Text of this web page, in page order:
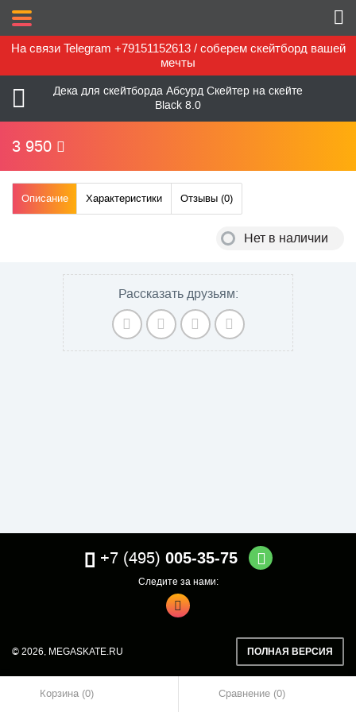
На связи Telegram +79151152613 / соберем скейтборд вашей
мечты
Корзина (0) Сравнение 0
Дека для скейтборда Абсурд Скейтер на скейте
Black 8.0
3 950
Описание Характеристики Отзывы (0)
Нет в наличии
Рассказать друзьям:
+7 (495) 005-35-75
Следите за нами:
© 2026, MEGASKATE.RU ПОЛНАЯ ВЕРСИЯ